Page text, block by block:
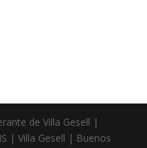
de Villa Gesell |
| Villa Gesell | Buenos